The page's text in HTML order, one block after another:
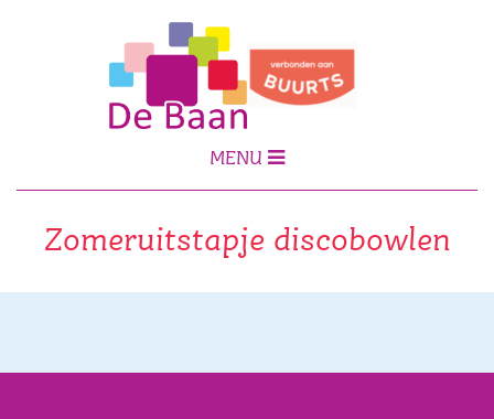
MENU
Zomeruitstapje discobowlen